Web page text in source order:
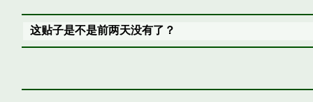
这贴子是不是前两天没有了？